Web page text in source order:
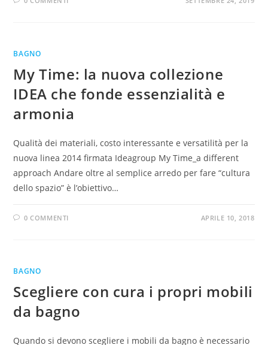
BAGNO
My Time: la nuova collezione
IDEA che fonde essenzialità e
armonia
Qualità dei materiali, costo interessante e versatilità per la
nuova linea 2014 firmata Ideagroup My Time_a different
approach Andare oltre al semplice arredo per fare “cultura
dello spazio” è l’obiettivo…
0 COMMENTI APRILE 10, 2018
BAGNO
Scegliere con cura i propri mobili
da bagno
Quando si devono scegliere i mobili da bagno è necessario